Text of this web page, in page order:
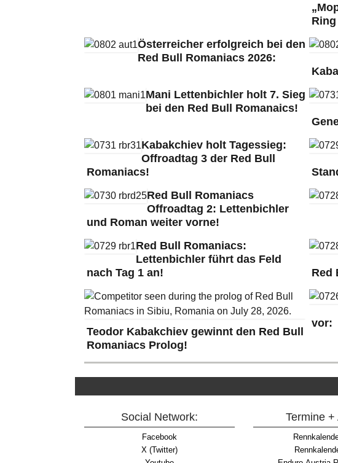
Österreicher erfolgreich bei den
Red Bull Romaniacs 2026:
Mani Lettenbichler holt 7. Sieg
bei den Red Bull Romanaics!
Kabakchiev holt Tagessieg:
Offroadtag 3 der Red Bull
Romaniacs!
Red Bull Romaniacs
Offroadtag 2: Lettenbichler
und Roman weiter vorne!
Red Bull Romaniacs:
Lettenbichler führt das Feld
nach Tag 1 an!
Red
Teodor Kabakchiev gewinnt den Red Bull
Romaniacs Prolog!
vor:
Social Network:
Facebook
X (Twitter)
Termine +